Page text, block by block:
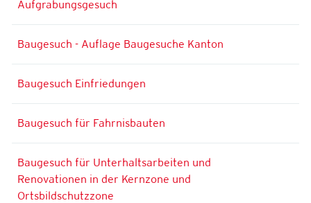
Aufgrabungsgesuch
Baugesuch - Auflage Baugesuche Kanton
Baugesuch Einfriedungen
Baugesuch für Fahrnisbauten
Baugesuch für Unterhaltsarbeiten und
Renovationen in der Kernzone und
Ortsbildschutzzone